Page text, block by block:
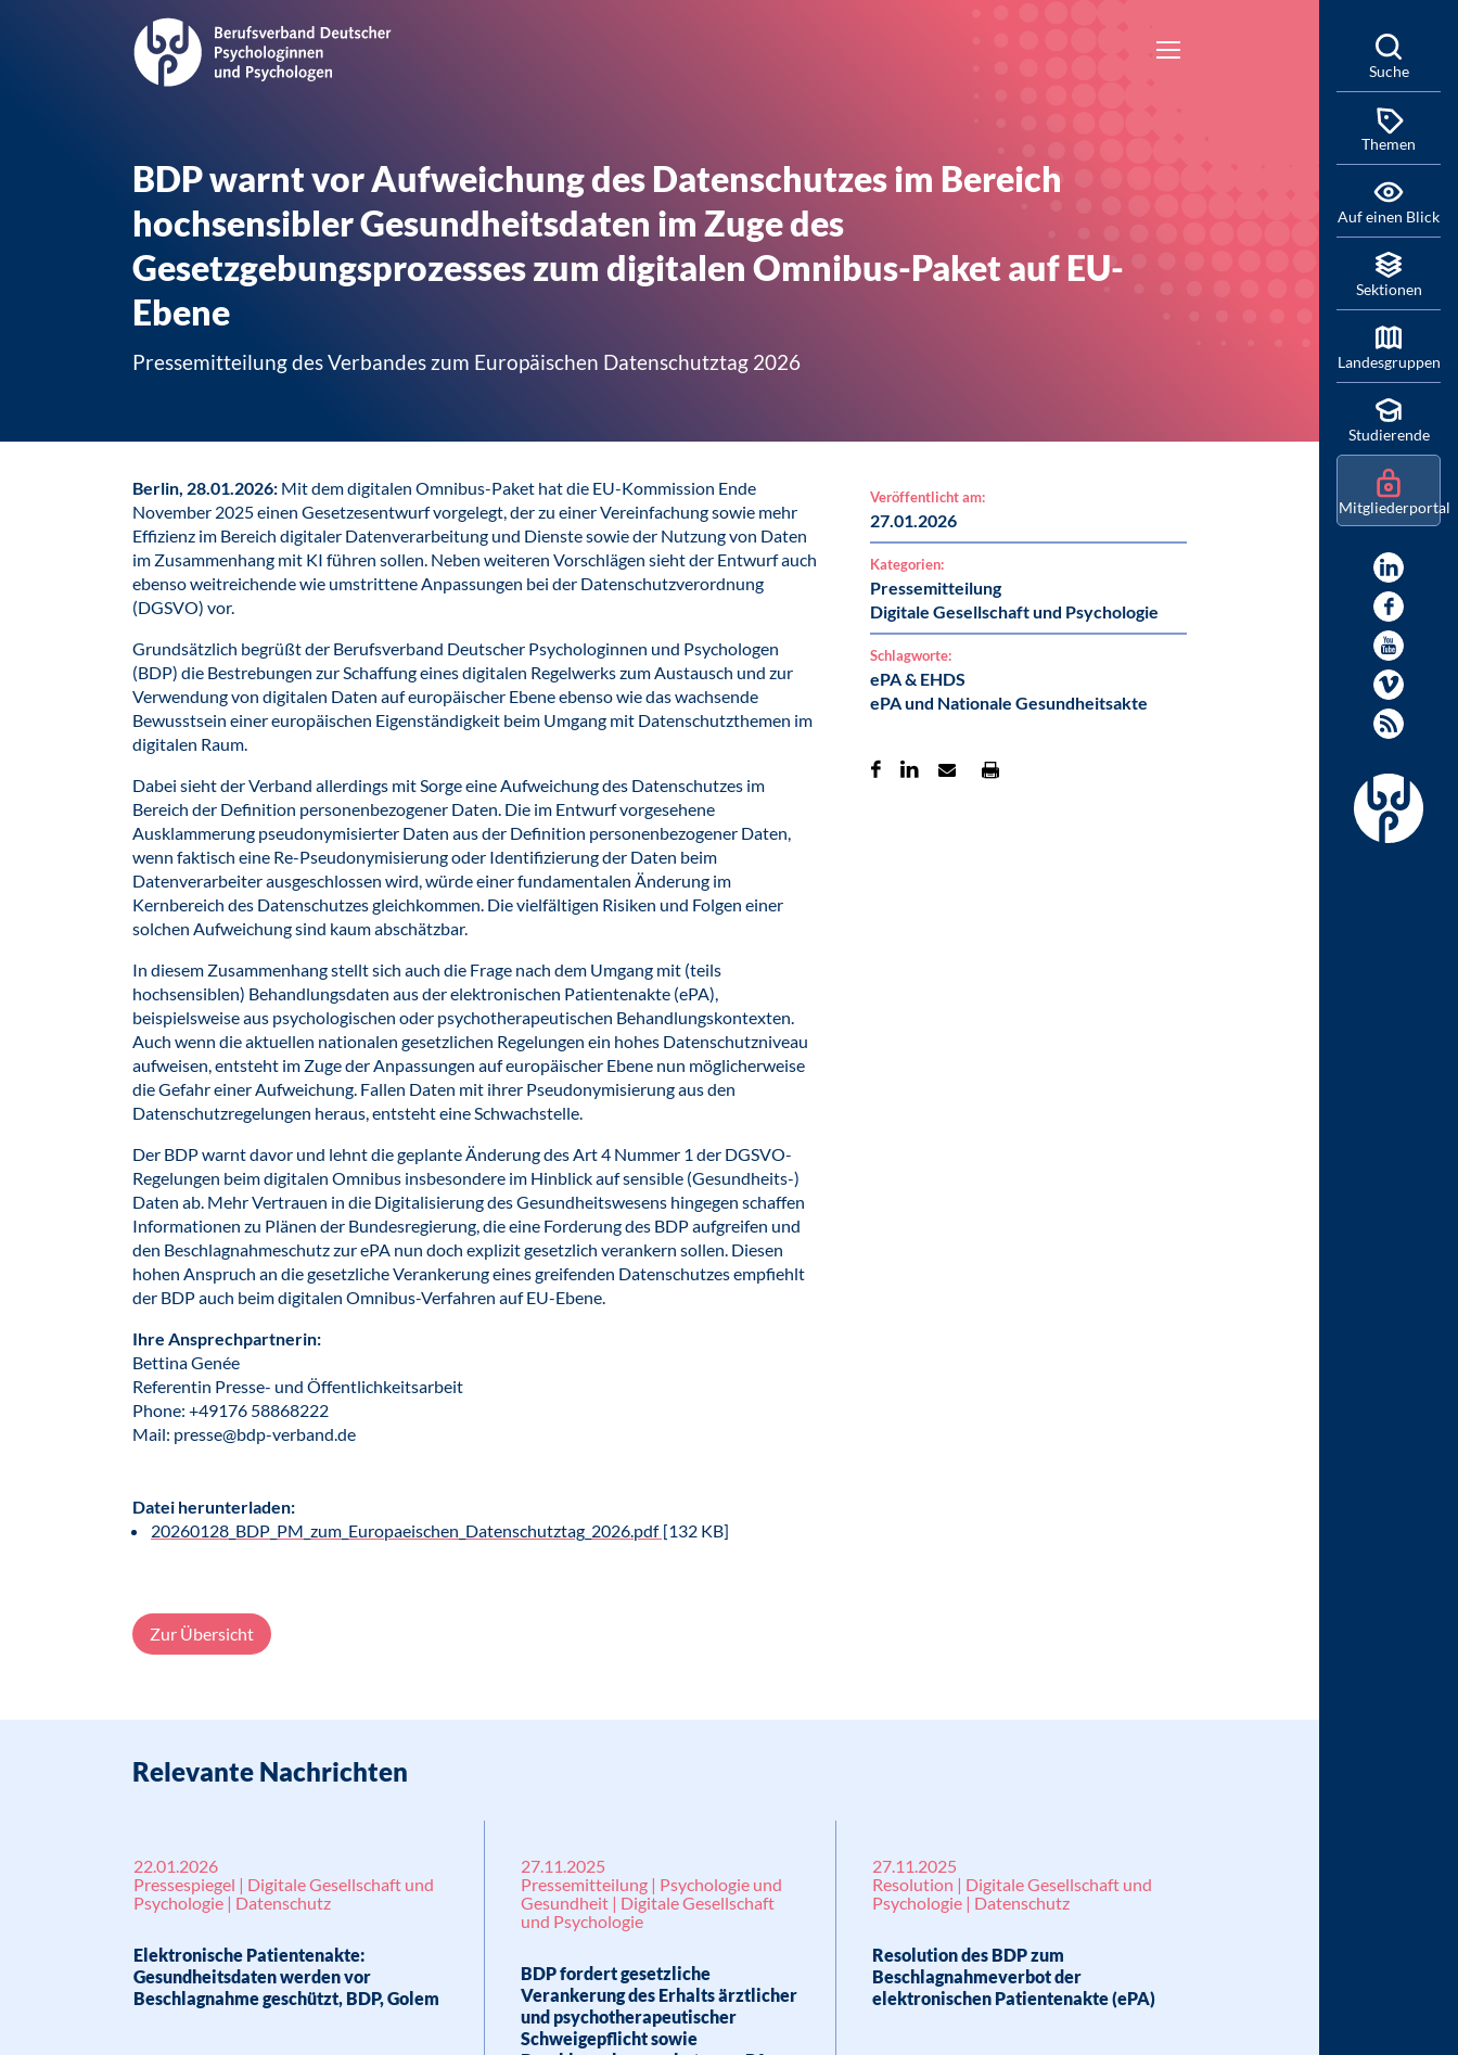
BDP warnt vor Aufweichung des Datenschutzes im Bereich
hochsensibler Gesundheitsdaten im Zuge des
Gesetzgebungsprozesses zum digitalen Omnibus-Paket auf EU-
Ebene
Pressemitteilung des Verbandes zum Europäischen Datenschutztag 2026
Berlin, 28.01.2026: Mit dem digitalen Omnibus-Paket hat die EU-Kommission Ende
November 2025 einen Gesetzesentwurf vorgelegt, der zu einer Vereinfachung sowie mehr
Effizienz im Bereich digitaler Datenverarbeitung und Dienste sowie der Nutzung von Daten
im Zusammenhang mit KI führen sollen. Neben weiteren Vorschlägen sieht der Entwurf auch
ebenso weitreichende wie umstrittene Anpassungen bei der Datenschutzverordnung
(DGSVO) vor.
Grundsätzlich begrüßt der Berufsverband Deutscher Psychologinnen und Psychologen
(BDP) die Bestrebungen zur Schaffung eines digitalen Regelwerks zum Austausch und zur
Verwendung von digitalen Daten auf europäischer Ebene ebenso wie das wachsende
Bewusstsein einer europäischen Eigenständigkeit beim Umgang mit Datenschutzthemen im
digitalen Raum.
Dabei sieht der Verband allerdings mit Sorge eine Aufweichung des Datenschutzes im
Bereich der Definition personenbezogener Daten. Die im Entwurf vorgesehene
Ausklammerung pseudonymisierter Daten aus der Definition personenbezogener Daten,
wenn faktisch eine Re-Pseudonymisierung oder Identifizierung der Daten beim
Datenverarbeiter ausgeschlossen wird, würde einer fundamentalen Änderung im
Kernbereich des Datenschutzes gleichkommen. Die vielfältigen Risiken und Folgen einer
solchen Aufweichung sind kaum abschätzbar.
In diesem Zusammenhang stellt sich auch die Frage nach dem Umgang mit (teils
hochsensiblen) Behandlungsdaten aus der elektronischen Patientenakte (ePA),
beispielsweise aus psychologischen oder psychotherapeutischen Behandlungskontexten.
Auch wenn die aktuellen nationalen gesetzlichen Regelungen ein hohes Datenschutzniveau
aufweisen, entsteht im Zuge der Anpassungen auf europäischer Ebene nun möglicherweise
die Gefahr einer Aufweichung. Fallen Daten mit ihrer Pseudonymisierung aus den
Datenschutzregelungen heraus, entsteht eine Schwachstelle.
Der BDP warnt davor und lehnt die geplante Änderung des Art 4 Nummer 1 der DGSVO-
Regelungen beim digitalen Omnibus insbesondere im Hinblick auf sensible (Gesundheits-)
Daten ab. Mehr Vertrauen in die Digitalisierung des Gesundheitswesens hingegen schaffen
Informationen zu Plänen der Bundesregierung, die eine Forderung des BDP aufgreifen und
den Beschlagnahmeschutz zur ePA nun doch explizit gesetzlich verankern sollen. Diesen
hohen Anspruch an die gesetzliche Verankerung eines greifenden Datenschutzes empfiehlt
der BDP auch beim digitalen Omnibus-Verfahren auf EU-Ebene.
Ihre Ansprechpartnerin:
Bettina Genée
Referentin Presse- und Öffentlichkeitsarbeit
Phone: +49176 58868222
Mail: presse@bdp-verband.de
Datei herunterladen:
20260128_BDP_PM_zum_Europaeischen_Datenschutztag_2026.pdf [132 KB]
Veröffentlicht am:
27.01.2026
Kategorien:
Pressemitteilung
Digitale Gesellschaft und Psychologie
Schlagworte:
ePA & EHDS
ePA und Nationale Gesundheitsakte
Zur Übersicht
Relevante Nachrichten
22.01.2026
Pressespiegel | Digitale Gesellschaft und
Psychologie | Datenschutz
Elektronische Patientenakte:
Gesundheitsdaten werden vor
Beschlagnahme geschützt, BDP, Golem
27.11.2025
Pressemitteilung | Psychologie und
Gesundheit | Digitale Gesellschaft
und Psychologie
BDP fordert gesetzliche
Verankerung des Erhalts ärztlicher
und psychotherapeutischer
Schweigepflicht sowie
27.11.2025
Resolution | Digitale Gesellschaft und
Psychologie | Datenschutz
Resolution des BDP zum
Beschlagnahmeverbot der
elektronischen Patientenakte (ePA)
Suche
Themen
Auf einen Blick
Sektionen
Landesgruppen
Studierende
Mitgliederportal